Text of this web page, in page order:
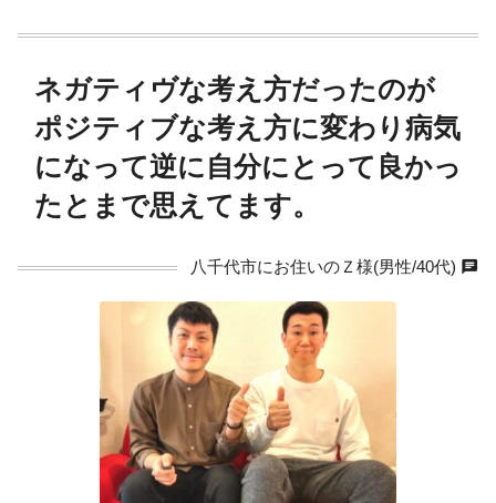
ネガティヴな考え方だったのが
ポジティブな考え方に変わり病気
になって逆に自分にとって良かっ
たとまで思えてます。
八千代市にお住いのＺ様(男性/40代) chat